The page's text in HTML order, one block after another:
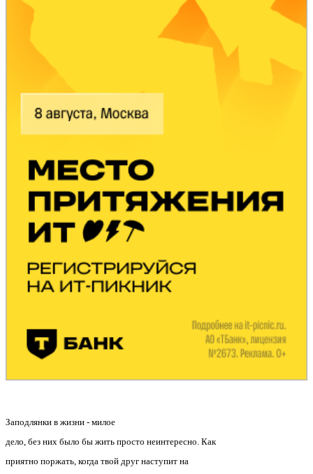
Заподлянки в жизни - милое
дело, без них было бы жить просто неинтересно. Как
приятно поржать, когда твой друг наступит на